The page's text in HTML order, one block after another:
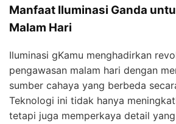
Manfaat Iluminasi Ganda
Malam Hari
Iluminasi gKamu menghadirkan
pengawasan malam hari dengan
sumber cahaya yang berbeda
Teknologi ini tidak hanya
tetapi juga memperkaya detail